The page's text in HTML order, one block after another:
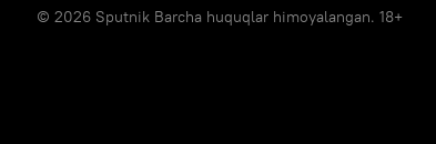
© 2026 Sputnik Barcha huquqlar himoyalangan. 18+